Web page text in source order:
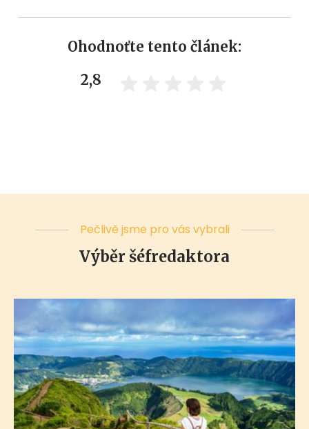
Ohodnoťte tento článek:
2,8
Pečlivě jsme pro vás vybrali
Výběr šéfredaktora